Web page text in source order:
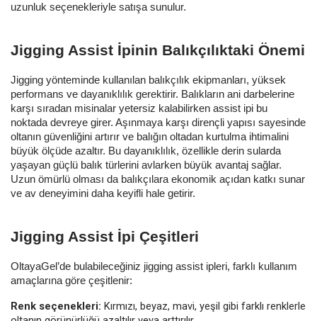
uzunluk seçenekleriyle satışa sunulur.
Jigging Assist İpinin Balıkçılıktaki Önemi
Jigging yönteminde kullanılan balıkçılık ekipmanları, yüksek
performans ve dayanıklılık gerektirir. Balıkların ani darbelerine
karşı sıradan misinalar yetersiz kalabilirken assist ipi bu
noktada devreye girer. Aşınmaya karşı dirençli yapısı sayesinde
oltanın güvenliğini artırır ve balığın oltadan kurtulma ihtimalini
büyük ölçüde azaltır. Bu dayanıklılık, özellikle derin sularda
yaşayan güçlü balık türlerini avlarken büyük avantaj sağlar.
Uzun ömürlü olması da balıkçılara ekonomik açıdan katkı sunar
ve av deneyimini daha keyifli hale getirir.
Jigging Assist İpi Çeşitleri
OltayaGel’de bulabileceğiniz jigging assist ipleri, farklı kullanım
amaçlarına göre çeşitlenir:
Renk seçenekleri: Kırmızı, beyaz, mavi, yeşil gibi farklı renklerle